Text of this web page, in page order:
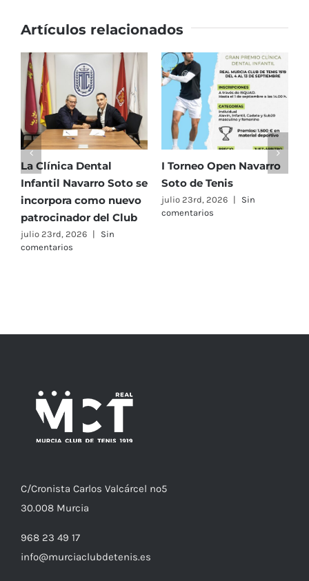
Artículos relacionados
La Clínica Dental
Infantil Navarro Soto se
incorpora como nuevo
patrocinador del Club
julio 23rd, 2026 |
Sin
comentarios
I Torneo Open Navarro
Soto de Tenis
julio 23rd, 2026 |
Sin
comentarios
C/Cronista Carlos Valcárcel nº5
30.008 Murcia
968 23 49 17
info@murciaclubdetenis.es